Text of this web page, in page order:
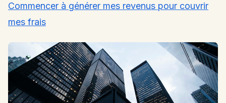
Commencer à générer mes revenus pour couvrir
mes frais